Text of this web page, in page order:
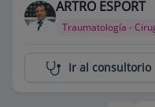
ARTRO ESPORT
Traumatología -
Centro Médico
Ir al consultorio